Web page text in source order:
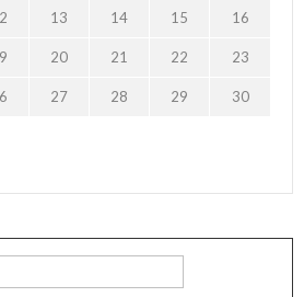
13 14 15 16
20 21 22 23
27 28 29 30